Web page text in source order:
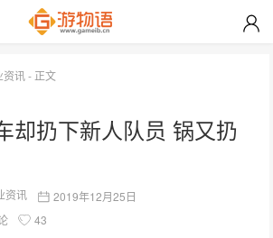
资讯- 正文
却扔下新人队员 锅又扔
资讯
2019年12月25日
43